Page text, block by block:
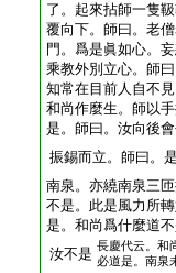
了。起來拈師一隻
覆向下。師曰。老
門。爲是眞如心。
乘教外別立心。師
知常在目前人自不
和尚作麼生。師以
是。師曰。汝向後
振錫而立。師曰。
南泉。亦繞南泉三
不是。此是風力所
是。和尚爲什麼道
汝不是 長慶代云。和
必道是。南泉